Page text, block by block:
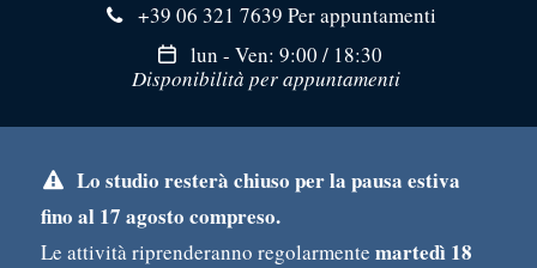
+39 06 321 7639 Per appuntamenti
lun - Ven: 9:00 / 18:30
Disponibilità per appuntamenti
Lo studio resterà chiuso per la pausa estiva
fino al 17 agosto compreso.
Le attività riprenderanno regolarmente martedì 18